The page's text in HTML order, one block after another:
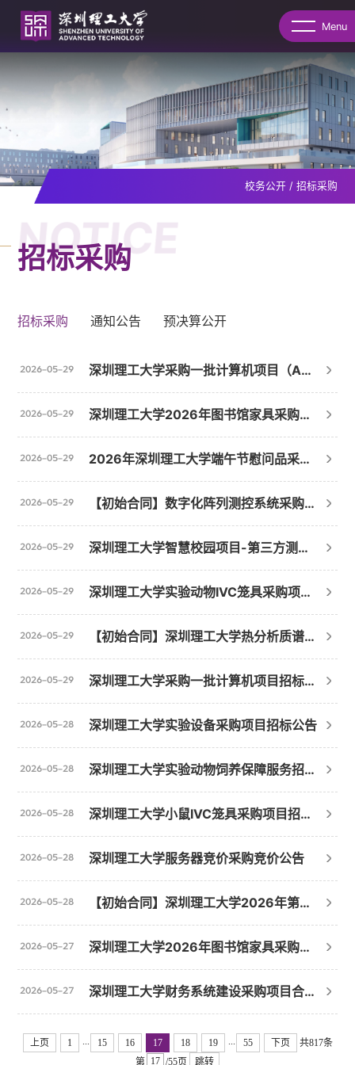
Menu
校务公开/ 招标采购
NOTICE
招标采购
招标采购 通知公告 预决算公开
2026-05-29 深圳理工大学采购一批计算机项目（A）招标公告(重新采购第1次)
2026-05-29 深圳理工大学2026年图书馆家具采购项目（A）招标公告(重新采购第1次)
2026-05-29 2026年深圳理工大学端午节慰问品采购的采购结果公告
2026-05-29 【初始合同】数字化阵列测控系统采购项目合同公示
2026-05-29 深圳理工大学智慧校园项目-第三方测评服务招标公告
2026-05-29 深圳理工大学实验动物IVC笼具采购项目（A）招标公告
2026-05-29 【初始合同】深圳理工大学热分析质谱仪联用仪采购项目合同公示
2026-05-29 深圳理工大学采购一批计算机项目招标失败公告
2026-05-28 深圳理工大学实验设备采购项目招标公告
2026-05-28 深圳理工大学实验动物饲养保障服务招标公告
2026-05-28 深圳理工大学小鼠IVC笼具采购项目招标公告
2026-05-28 深圳理工大学服务器竞价采购竞价公告
2026-05-28 【初始合同】深圳理工大学2026年第一批电子资源数据库采购项目合同公示
2026-05-27 深圳理工大学2026年图书馆家具采购项目更正公告
2026-05-27 深圳理工大学财务系统建设采购项目合同公示
上页 1 ... 15 16 17 18 19 ... 55 下页
共817条
第
/55页 跳转